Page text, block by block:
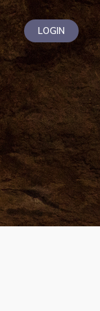
LOGIN